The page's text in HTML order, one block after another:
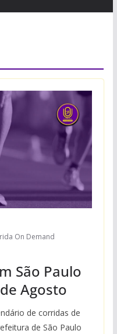
On Demand
São Paulo
Agosto
de corridas de
de São Paulo